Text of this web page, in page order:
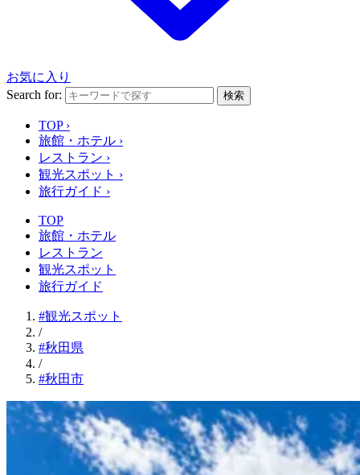
お気に入り
Search for:
検索
TOP ›
旅館・ホテル ›
レストラン ›
観光スポット ›
旅行ガイド ›
TOP
旅館・ホテル
レストラン
観光スポット
旅行ガイド
#観光スポット
/
#秋田県
/
#秋田市